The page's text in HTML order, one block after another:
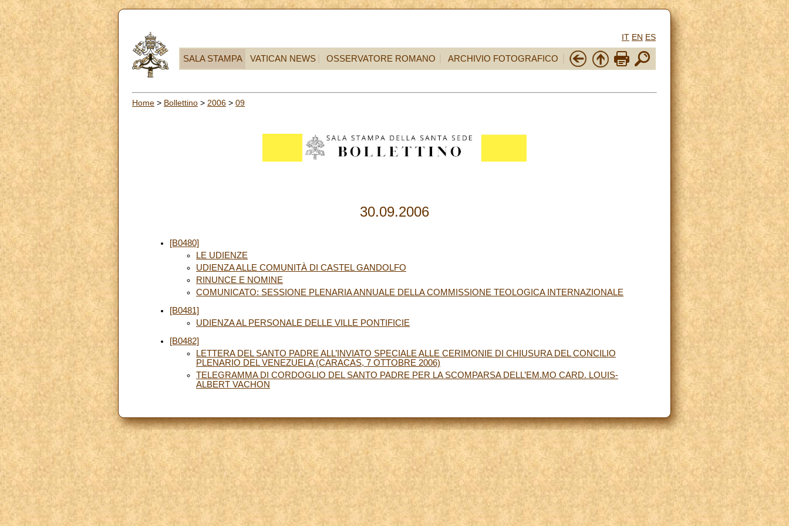
IT EN ES
SALA STAMPA VATICAN NEWS OSSERVATORE ROMANO ARCHIVIO FOTOGRAFICO
Home > Bollettino > 2006 > 09
30.09.2006
[B0480]
LE UDIENZE
UDIENZA ALLE COMUNITÀ DI CASTEL GANDOLFO
RINUNCE E NOMINE
COMUNICATO: SESSIONE PLENARIA ANNUALE DELLA COMMISSIONE TEOLOGICA INTERNAZIONALE
[B0481]
UDIENZA AL PERSONALE DELLE VILLE PONTIFICIE
[B0482]
LETTERA DEL SANTO PADRE ALL’INVIATO SPECIALE ALLE CERIMONIE DI CHIUSURA DEL CONCILIO
PLENARIO DEL VENEZUELA (CARACAS, 7 OTTOBRE 2006)
TELEGRAMMA DI CORDOGLIO DEL SANTO PADRE PER LA SCOMPARSA DELL’EM.MO CARD. LOUIS-
ALBERT VACHON